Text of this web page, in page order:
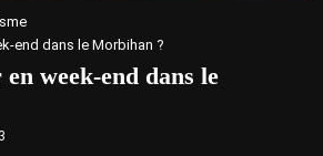
end dans le Morbihan ?
week-end dans le